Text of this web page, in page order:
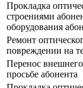
Прокладка
строениями
оборудования
Ремонт
повреждении на
Перенос
просьбе абонента